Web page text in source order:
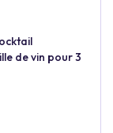
de vin pour 3